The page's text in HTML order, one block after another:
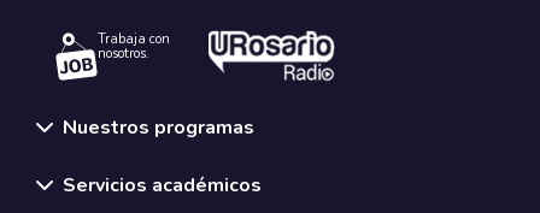
Trabaja con
nosotros.
Nuestros programas
Servicios académicos